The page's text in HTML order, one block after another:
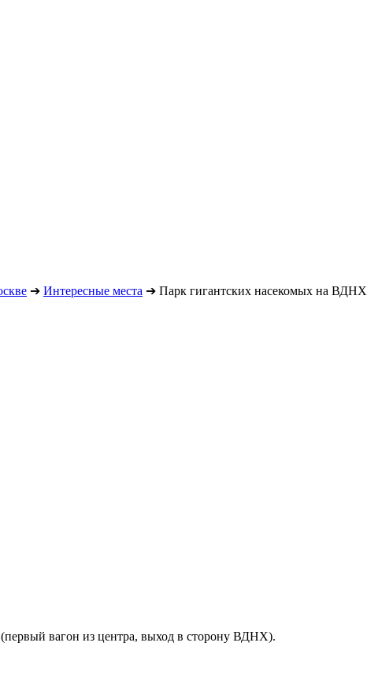
➔ Интересные места ➔ Парк гигантских насекомых на ВДНХ
вагон из центра, выход в сторону ВДНХ).